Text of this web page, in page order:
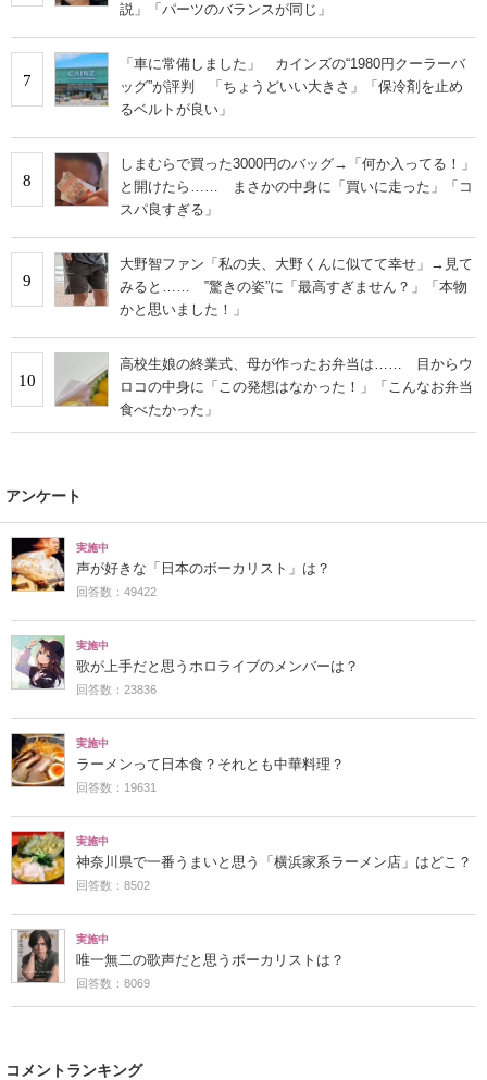
説」「パーツのバランスが同じ」
7
「車に常備しました」 カインズの“1980円クーラーバ
ッグ”が評判 「ちょうどいい大きさ」「保冷剤を止め
るベルトが良い」
8
しまむらで買った3000円のバッグ→「何か入ってる！」
と開けたら…… まさかの中身に「買いに走った」「コ
スパ良すぎる」
9
大野智ファン「私の夫、大野くんに似てて幸せ」→見て
みると…… ‟驚きの姿”に「最高すぎません？」「本物
かと思いました！」
10
高校生娘の終業式、母が作ったお弁当は…… 目からウ
ロコの中身に「この発想はなかった！」「こんなお弁当
食べたかった」
アンケート
実施中
声が好きな「日本のボーカリスト」は？
回答数：49422
実施中
歌が上手だと思うホロライブのメンバーは？
回答数：23836
実施中
ラーメンって日本食？それとも中華料理？
回答数：19631
実施中
神奈川県で一番うまいと思う「横浜家系ラーメン店」はどこ？
回答数：8502
実施中
唯一無二の歌声だと思うボーカリストは？
回答数：8069
コメントランキング